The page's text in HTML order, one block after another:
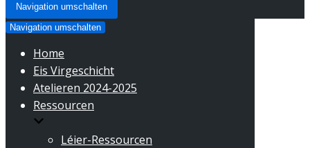
Navigation umschalten
Navigation umschalten
Home
Eis Virgeschicht
Atelieren 2024-2025
Ressourcen
Léier-Ressourcen